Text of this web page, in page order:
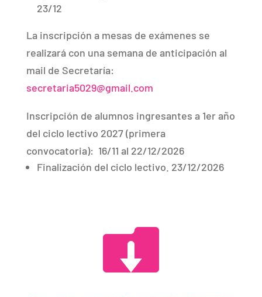
23/12
La inscripción a mesas de exámenes se
realizará con una semana de anticipación al
mail de Secretaría:
secretaria5029@gmail.com
Inscripción de alumnos ingresantes a 1er año
del ciclo lectivo 2027 (primera
convocatoria): 16/11 al 22/12/2026
Finalización del ciclo lectivo. 23/12/2026
